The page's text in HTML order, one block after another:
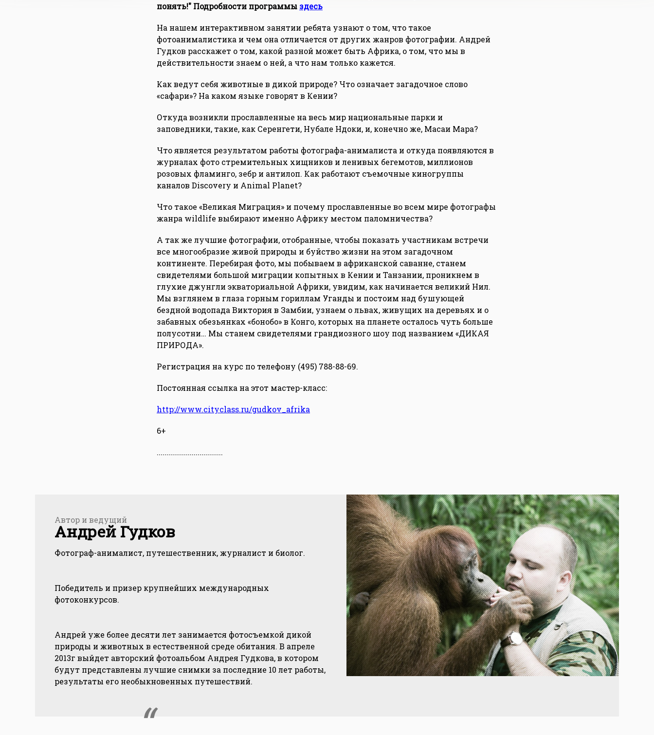
понять!" Подробности программы здесь
На нашем интерактивном занятии ребята узнают о том, что такое
фотоанималистика и чем она отличается от других жанров фотографии. Андрей
Гудков расскажет о том, какой разной может быть Африка, о том, что мы в
действительности знаем о ней, а что нам только кажется.
Как ведут себя животные в дикой природе? Что означает загадочное слово
«сафари»? На каком языке говорят в Кении?
Откуда возникли прославленные на весь мир национальные парки и
заповедники, такие, как Серенгети, Нубале Ндоки, и, конечно же, Масаи Мара?
Что является результатом работы фотографа-анималиста и откуда появляются в
журналах фото стремительных хищников и ленивых бегемотов, миллионов
розовых фламинго, зебр и антилоп. Как работают съемочные киногруппы
каналов Discovery и Animal Planet?
Что такое «Великая Миграция» и почему прославленные во всем мире фотографы
жанра wildlife выбирают именно Африку местом паломничества?
А так же лучшие фотографии, отобранные, чтобы показать участникам встречи
все многообразие живой природы и буйство жизни на этом загадочном
континенте. Перебирая фото, мы побываем в африканской саванне, станем
свидетелями большой миграции копытных в Кении и Танзании, проникнем в
глухие джунгли экваториальной Африки, увидим, как начинается великий Нил.
Мы взглянем в глаза горным гориллам Уганды и постоим над бушующей
бездной водопада Виктория в Замбии, узнаем о львах, живущих на деревьях и о
забавных обезьянках «бонобо» в Конго, которых на планете осталось чуть больше
полусотни… Мы станем свидетелями грандиозного шоу под названием «ДИКАЯ
ПРИРОДА».
Регистрация на курс по телефону (495) 788-88-69.
Постоянная ссылка на этот мастер-класс:
http://www.cityclass.ru/gudkov_afrika
6+
..................................
Автор и ведущий
Андрей Гудков
Фотограф-анималист, путешественник, журналист и биолог.
Победитель и призер крупнейших международных
фотоконкурсов.
Андрей уже более десяти лет занимается фотосъемкой дикой
природы и животных в естественной среде обитания. В апреле
2013г выйдет авторский фотоальбом Андрея Гудкова, в котором
будут представлены лучшие снимки за последние 10 лет работы,
результаты его необыкновенных путешествий.